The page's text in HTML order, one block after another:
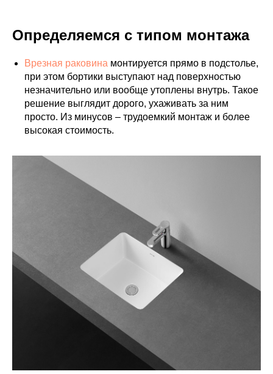
Определяемся с типом монтажа
Врезная раковина монтируется прямо в подстолье,
при этом бортики выступают над поверхностью
незначительно или вообще утоплены внутрь. Такое
решение выглядит дорого, ухаживать за ним
просто. Из минусов – трудоемкий монтаж и более
высокая стоимость.